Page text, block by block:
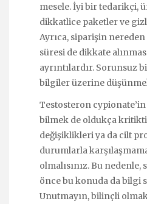
mesele. İyi bir tedarikçi,
dikkatlice paketler ve
Ayrıca, siparişin
süresi de dikkate
ayrıntılardır. Sorunsuz
bilgiler üzerine
Testosteron
bilmek de oldukça
değişiklikleri ya da cilt
durumlarla
olmalısınız. Bu
önce bu konuda da bilgi
Unutmayın, bilinçli